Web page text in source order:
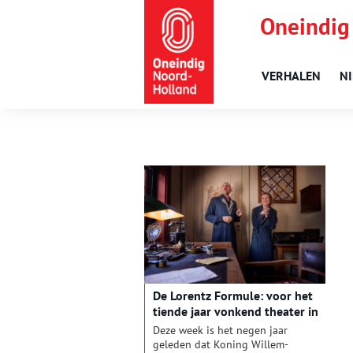
VERHALEN
De Lorentz Formule: voor het
tiende jaar vonkend theater in
Teylers Museum
Deze week is het negen jaar
geleden dat Koning Willem-